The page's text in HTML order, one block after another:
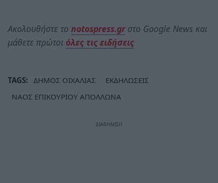
Ακολουθήστε το notospress.grστο Google News και
μάθετε πρώτοι όλες τις ειδήσεις
TAGS: ΔΗΜΟΣ ΟΙΧΑΛΙΑΣ
ΕΚΔΗΛΩΣΕΙΣ
ΝΑΟΣ ΕΠΙΚΟΥΡΙΟΥ ΑΠΟΛΛΩΝΑ